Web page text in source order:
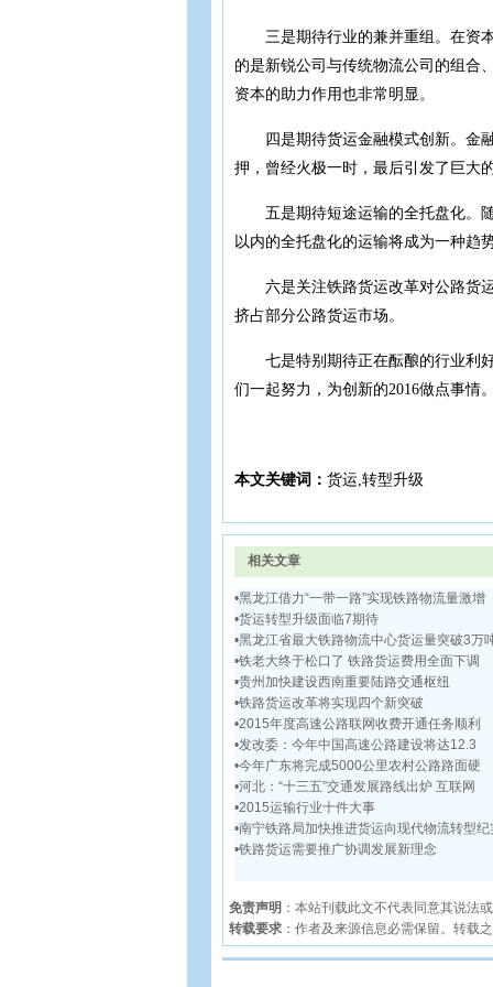
三是期待行业的兼并重组。在资本
的是新锐公司与传统物流公司的组合
资本的助力作用也非常明显。
四是期待货运金融模式创新。金融
押，曾经火极一时，最后引发了巨大
五是期待短途运输的全托盘化。随
以内的全托盘化的运输将成为一种趋
六是关注铁路货运改革对公路货运
挤占部分公路货运市场。
七是特别期待正在酝酿的行业利好
们一起努力，为创新的2016做点事情
本文关键词： 货运,转型升级
相关文章
•黑龙江借力“一带一路”实现铁路物流量激增
•货运转型升级面临7期待
•黑龙江省最大铁路物流中心货运量突破3万
•铁老大终于松口了 铁路货运费用全面下调
•贵州加快建设西南重要陆路交通枢纽
•铁路货运改革将实现四个新突破
•2015年度高速公路联网收费开通任务顺利
•发改委：今年中国高速公路建设将达12.3
•今年广东将完成5000公里农村公路路面硬
•河北：“十三五”交通发展路线出炉 互联网
•2015运输行业十件大事
•南宁铁路局加快推进货运向现代物流转型纪
•铁路货运需要推广协调发展新理念
免责声明 ：本站刊载此文不代表同意其说法
转载要求 ：作者及来源信息必需保留。转载